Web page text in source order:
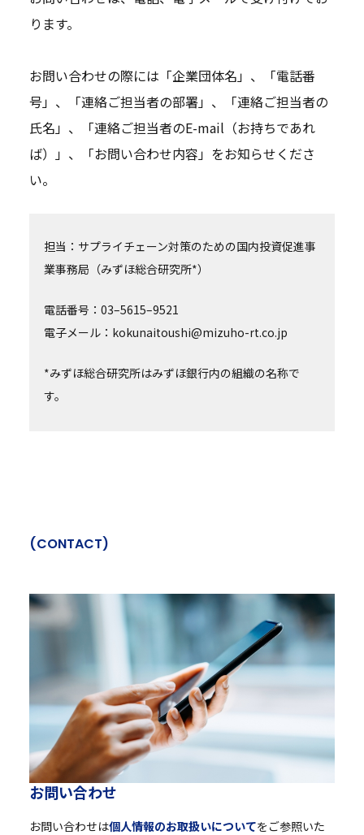
ります。
お問い合わせの際には「企業団体名」、「電話番
号」、「連絡ご担当者の部署」、「連絡ご担当者の
氏名」、「連絡ご担当者のE-mail（お持ちであれ
ば）」、「お問い合わせ内容」をお知らせくださ
い。
担当：サプライチェーン対策のための国内投資促進事
業事務局（みずほ総合研究所*）
電話番号：03–5615–9521
電子メール：kokunaitoushi@mizuho-rt.co.jp
*みずほ総合研究所はみずほ銀行内の組織の名称で
す。
(CONTACT)
お問い合わせ
お問い合わせは個人情報のお取扱いについてをご参照いた